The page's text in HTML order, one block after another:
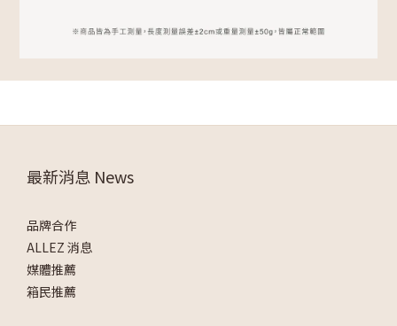
最新消息 News
品牌合作
ALLEZ 消息
媒體推薦
箱民推薦